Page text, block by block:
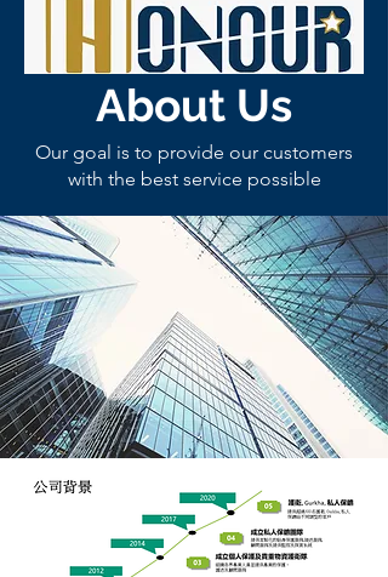
About Us
Our goal is to provide our customers
with the best service possible